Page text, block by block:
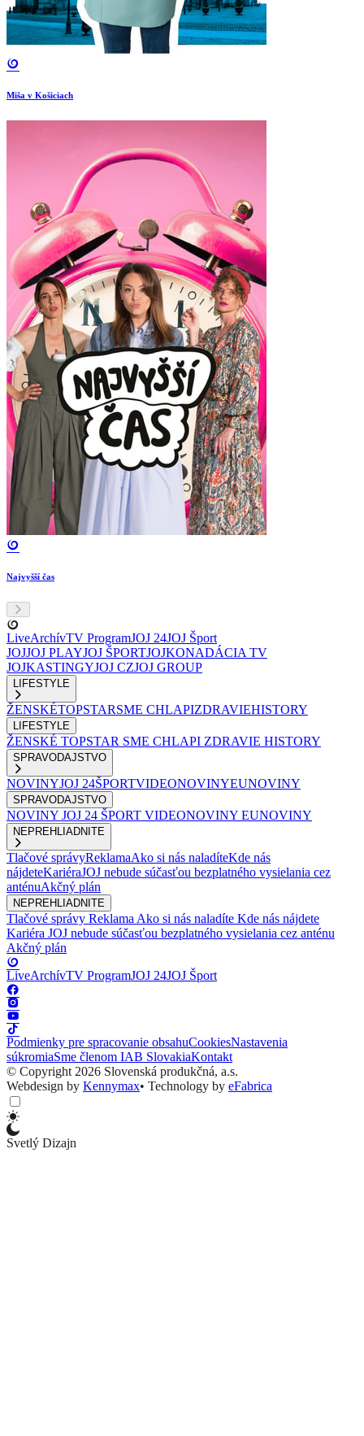
Miša v Košiciach
Najvyšší čas
LiveArchívTV ProgramJOJ 24JOJ Šport
JOJJOJ PLAYJOJ ŠPORTJOJKONADÁCIA TV
JOJKASTINGYJOJ CZJOJ GROUP
LIFESTYLE
ŽENSKÉTOPSTARSME CHLAPIZDRAVIEHISTORY
LIFESTYLE
ŽENSKÉ TOPSTAR SME CHLAPI ZDRAVIE HISTORY
SPRAVODAJSTVO
NOVINYJOJ 24ŠPORTVIDEONOVINYEUNOVINY
SPRAVODAJSTVO
NOVINY JOJ 24 ŠPORT VIDEONOVINY EUNOVINY
NEPREHLIADNITE
Tlačové správyReklamaAko si nás naladíteKde nás
nájdeteKariéraJOJ nebude súčasťou bezplatného vysielania cez
anténuAkčný plán
NEPREHLIADNITE
Tlačové správy Reklama Ako si nás naladíte Kde nás nájdete
Kariéra JOJ nebude súčasťou bezplatného vysielania cez anténu
Akčný plán
LiveArchívTV ProgramJOJ 24JOJ Šport
Podmienky pre spracovanie obsahuCookiesNastavenia
súkromiaSme členom IAB SlovakiaKontakt
© Copyright 2026 Slovenská produkčná, a.s.
Webdesign by Kennymax• Technology by eFabrica
Svetlý Dizajn